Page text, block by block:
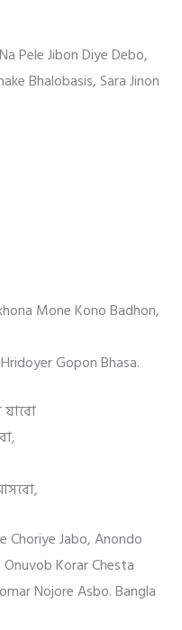
Pele Jibon Diye Debo,
Bhalobasis, Sara Jinon
Mone Kono Badhon,
Gopon Bhasa.
যাবো
Choriye Jabo, Anondo
Korar Chesta
Nojore Asbo. Bangla